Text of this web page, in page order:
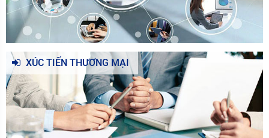
XÚC TIẾN THƯƠNG MẠI